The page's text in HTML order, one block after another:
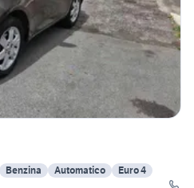
Benzina Automatico
Euro 4